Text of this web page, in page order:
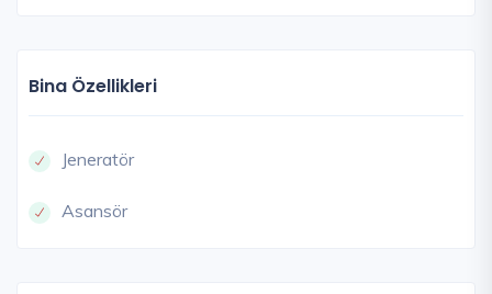
Bina Özellikleri
Jeneratör
Asansör